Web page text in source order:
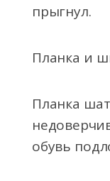
прыгнул.
Планка и
Планка
обувь